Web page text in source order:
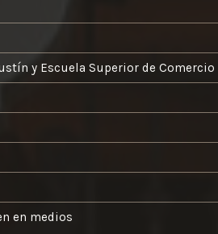
y Escuela Superior de Comercio
en medios